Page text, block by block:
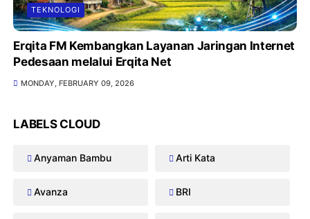
TEKNOLOGI
Erqita FM Kembangkan Layanan Jaringan Internet
Pedesaan melalui Erqita Net
MONDAY, FEBRUARY 09, 2026
LABELS CLOUD
Anyaman Bambu Arti Kata
Avanza BRI